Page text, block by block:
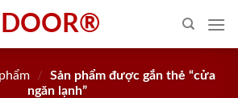
/
Sản phẩm được gắn thẻ “cửa
ngăn lạnh”